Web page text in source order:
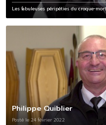
Les fabuleuses péripéties du croque-mort
Philippe Quiblier
Posté le 24 février 2022